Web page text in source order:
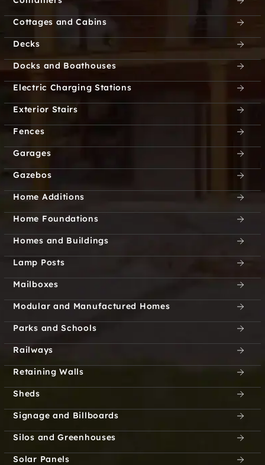
Cottages and Cabins
Decks
Docks and Boathouses
Electric Charging Stations
Exterior Stairs
Fences
Garages
Gazebos
Home Additions
Home Foundations
Homes and Buildings
Lamp Posts
Mailboxes
Modular and Manufactured Homes
Parks and Schools
Railways
Retaining Walls
Sheds
Signage and Billboards
Silos and Greenhouses
Solar Panels